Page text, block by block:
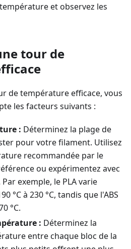
et observez les
tour de
de température efficace, vous
les facteurs suivants :
: Déterminez la plage de
pour votre filament. Utilisez
recommandée par le
ou expérimentez avec
exemple, le PLA varie
°C à 230 °C, tandis que l'ABS
°C.
: Déterminez la
entre chaque bloc de la